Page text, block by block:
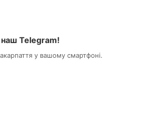
наш Telegram!
у вашому смартфоні.